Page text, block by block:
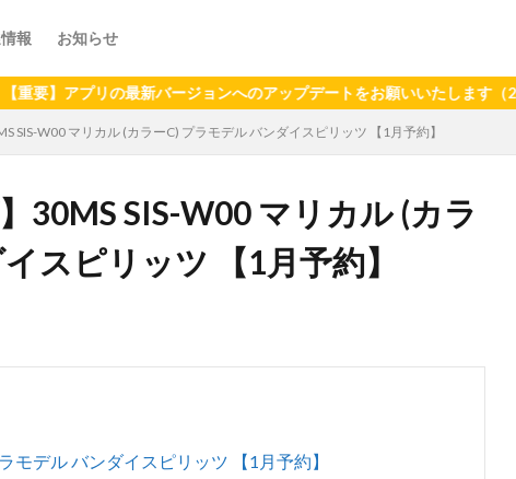
報 お知らせ
プリの最新バージョンへのアップデートをお願いいたします（2024年6
SIS-W00 マリカル (カラーC) プラモデル バンダイスピリッツ 【1月予約】
30MS SIS-W00 マリカル (カラ
スピリッツ 【1月予約】
モデル バンダイスピリッツ 【1月予約】